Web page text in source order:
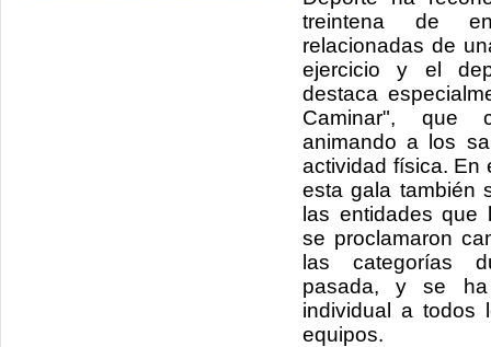
treintena de
relacionadas de
ejercicio y el
destaca
Caminar", que
animando a los
actividad física. En
esta gala también
las entidades que
se proclamaron
las categorías
pasada, y se ha
individual a todos
equipos.